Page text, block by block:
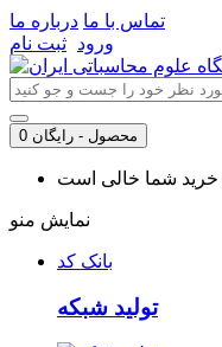
تماس با ما درباره ما
ورود ثبت نام
0 محصول - رایگان
نمایش منو
بانک کد
تولید شبکه